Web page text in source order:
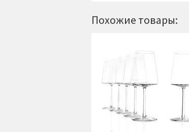
Похожие товары: